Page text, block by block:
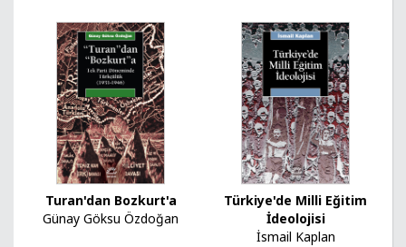
Turan'dan Bozkurt'a
Günay Göksu Özdoğan
Türkiye'de Milli Eğitim
İdeolojisi
İsmail Kaplan